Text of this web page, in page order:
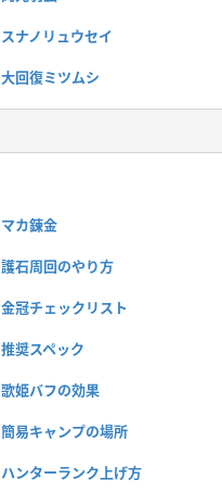
スナノリュウセイ
大回復ミツムシ
マカ錬金
護石周回のやり方
金冠チェックリスト
推奨スペック
歌姫バフの効果
簡易キャンプの場所
ハンターランク上げ方